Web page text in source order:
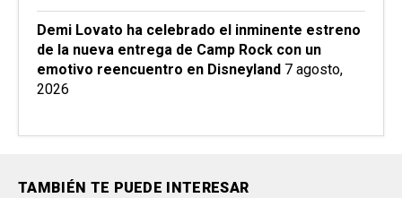
Demi Lovato ha celebrado el inminente estreno
de la nueva entrega de Camp Rock con un
emotivo reencuentro en Disneyland 7 agosto,
2026
TAMBIÉN TE PUEDE INTERESAR